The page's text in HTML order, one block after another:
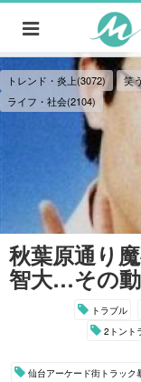
トレンド・炎上(3072) 笑
ライフ・社会(2104)
秋葉原通り
智大…その
トラブル
2トント
仙台アーケード街トラック